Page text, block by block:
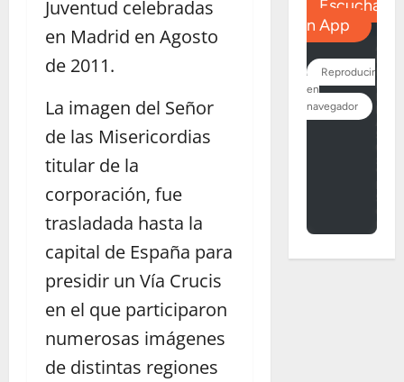
Juventud celebradas
en Madrid en Agosto
de 2011.
La imagen del Señor
de las Misericordias
titular de la
corporación, fue
trasladada hasta la
capital de España para
presidir un Vía Crucis
en el que participaron
numerosas imágenes
de distintas regiones